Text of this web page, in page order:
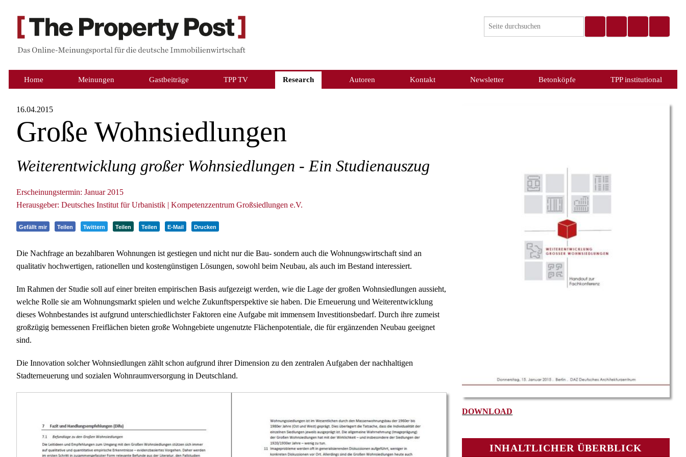
Home Meinungen Gastbeiträge TPP TV Research Autoren Kontakt Newsletter Betonköpfe TPP institutional
16.04.2015
Große Wohnsiedlungen
Weiterentwicklung großer Wohnsiedlungen - Ein Studienauszug
Erscheinungstermin: Januar 2015
Herausgeber: Deutsches Institut für Urbanistik | Kompetenzzentrum Großsiedlungen e.V.
Gefällt mir Teilen Twittern Teilen Teilen E-Mail Drucken
Die Nachfrage an bezahlbaren Wohnungen ist gestiegen und nicht nur die Bau- sondern auch die Wohnungswirtschaft sind an
qualitativ hochwertigen, rationellen und kostengünstigen Lösungen, sowohl beim Neubau, als auch im Bestand interessiert.
Im Rahmen der Studie soll auf einer breiten empirischen Basis aufgezeigt werden, wie die Lage der großen Wohnsiedlungen aussieht,
welche Rolle sie am Wohnungsmarkt spielen und welche Zukunftsperspektive sie haben. Die Erneuerung und Weiterentwicklung
dieses Wohnbestandes ist aufgrund unterschiedlichster Faktoren eine Aufgabe mit immensem Investitionsbedarf. Durch ihre zumeist
großzügig bemessenen Freiflächen bieten große Wohngebiete ungenutzte Flächenpotentiale, die für ergänzenden Neubau geeignet
sind.
Die Innovation solcher Wohnsiedlungen zählt schon aufgrund ihrer Dimension zu den zentralen Aufgaben der nachhaltigen
Stadterneuerung und sozialen Wohnraumversorgung in Deutschland.
DOWNLOAD
INHALTLICHER ÜBERBLICK